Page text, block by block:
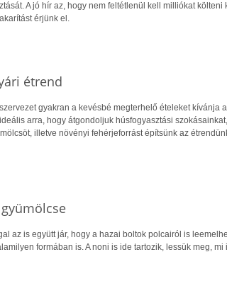
A jó hír az, hogy nem feltétlenül kell milliókat költeni
érjünk el.
étrend
gyakran a kevésbé megterhelő ételeket kívánja
arra, hogy átgondoljuk húsfogyasztási
illetve növényi fehérjeforrást építsünk az
az is együtt jár, hogy a hazai boltok polcairól is
formában is. A noni is ide tartozik, lessük meg, mi